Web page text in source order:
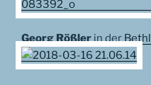
Georg Rößlerin der